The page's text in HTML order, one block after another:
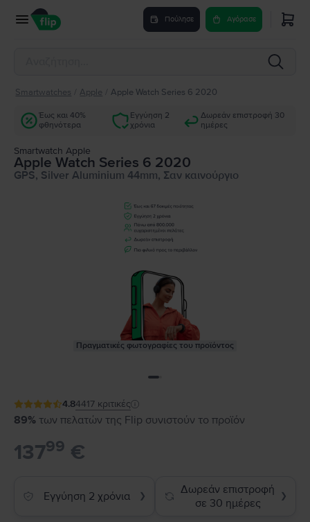
Πούλησε Αγόρασε
Smartwatches Apple Apple Watch Series 6 2020
Έως και 40%
φθηνότερα
Εγγύηση 2
χρόνια
Δωρεάν επιστροφή 30
ημέρες
Smartwatch Apple
Apple Watch Series 6 2020
GPS, Silver Aluminium 44mm, Σαν καινούργιο
Πραγματικές φωτογραφίες του προϊόντος
4.84417 κριτικές
89% των πελατών της Flip συνιστούν το προϊόν
13799 €
Εγγύηση 2 χρόνια ❯
Δωρεάν επιστροφή
σε 30 ημέρες
❯